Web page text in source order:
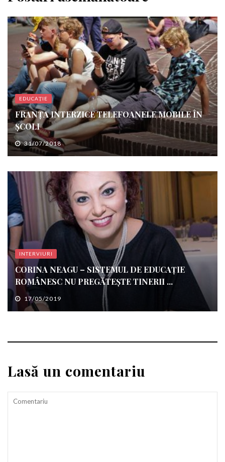
EDUCAȚIE
FRANȚA INTERZICE TELEFOANELE MOBILE ÎN
ȘCOLI
31/07/2018
INTERVIURI
CORINA NEAGU – SISTEMUL DE EDUCAȚIE
ROMÂNESC NU PREGĂTEȘTE TINERII ...
17/05/2019
Lasă un comentariu